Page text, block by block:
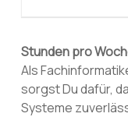
Stunden pro
Als
sorgst Du dafür,
Systeme